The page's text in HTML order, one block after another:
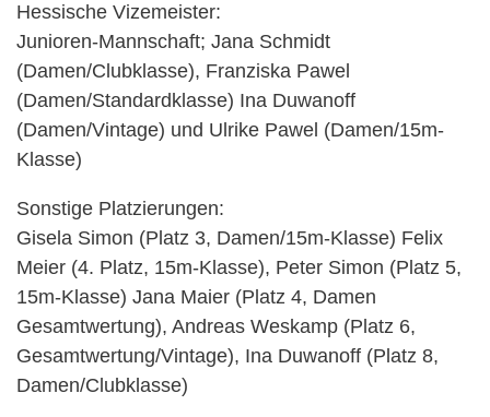
Hessische Vizemeister:
Junioren-Mannschaft; Jana Schmidt
(Damen/Clubklasse), Franziska Pawel
(Damen/Standardklasse) Ina Duwanoff
(Damen/Vintage) und Ulrike Pawel (Damen/15m-
Klasse)
Sonstige Platzierungen:
Gisela Simon (Platz 3, Damen/15m-Klasse) Felix
Meier (4. Platz, 15m-Klasse), Peter Simon (Platz 5,
15m-Klasse) Jana Maier (Platz 4, Damen
Gesamtwertung), Andreas Weskamp (Platz 6,
Gesamtwertung/Vintage), Ina Duwanoff (Platz 8,
Damen/Clubklasse)